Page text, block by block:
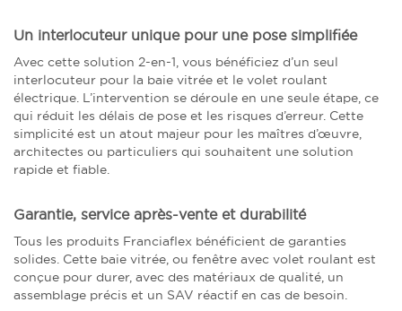
Un interlocuteur unique pour une pose simplifiée
Avec cette solution 2-en-1, vous bénéficiez d’un seul
interlocuteur pour la baie vitrée et le volet roulant
électrique. L’intervention se déroule en une seule étape, ce
qui réduit les délais de pose et les risques d’erreur. Cette
simplicité est un atout majeur pour les maîtres d’œuvre,
architectes ou particuliers qui souhaitent une solution
rapide et fiable.
Garantie, service après-vente et durabilité
Tous les produits Franciaflex bénéficient de garanties
solides. Cette baie vitrée, ou fenêtre avec volet roulant est
conçue pour durer, avec des matériaux de qualité, un
assemblage précis et un SAV réactif en cas de besoin.